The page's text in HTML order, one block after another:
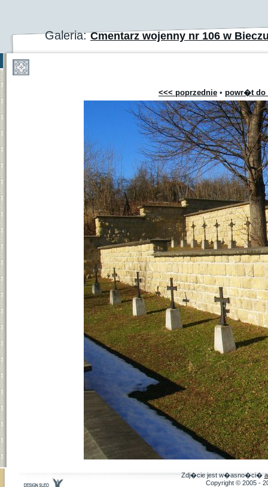
Galeria:Cmentarz wojenny nr 106 w
<<< poprzednie • powr�t do
Zdj�cie jest w�asno�ci�
Copyright © 2005 -